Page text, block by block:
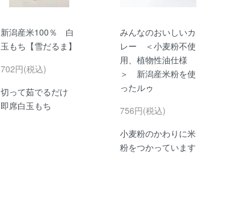
新潟産米100％ 白
玉もち【雪だるま】
702円(税込)
切って茹でるだけ
即席白玉もち
みんなのおいしいカ
レー ＜小麦粉不使
用、植物性油仕様
＞ 新潟産米粉を使
ったルゥ
756円(税込)
小麦粉のかわりに米
粉をつかっています